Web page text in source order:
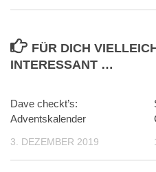
FÜR DICH
INTERESSANT …
Dave checkt’s:
Adventskalender
3. DEZEMBER 2019